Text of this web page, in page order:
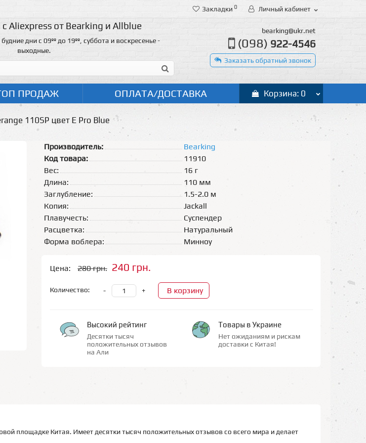
Закладки 0 Личный кабинет
Aliexpress от Bearking и Allblue
дни с 09ºº до 19ºº, суббота и воскресенье -
выходные.
bearking@ukr.net
(098) 922-4546
Заказать обратный звонок
ПРОДАЖ ОПЛАТА/ДОСТАВКА Корзина: 0
110SP цвет E Pro Blue
Производитель:
Bearking
Код товара:
11910
Вес:
16 г
Длина:
110 мм
Заглубление:
1.5-2.0 м
Копия:
Jackall
Плавучесть:
Суспендер
Расцветка:
Натуральный
Форма воблера:
Минноу
Цена: 280 грн. 240 грн.
Количество: +
- В корзину
Высокий рейтинг
Десятки тысяч
положительных отзывов
на Али
Товары в Украине
Нет ожиданиям и рискам
доставки с Китая!
площадке Китая. Имеет десятки тысяч положительных отзывов со всего мира и делает